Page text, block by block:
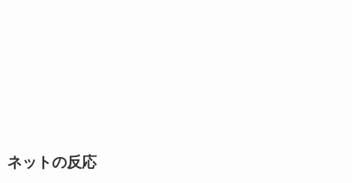
ネットの反応